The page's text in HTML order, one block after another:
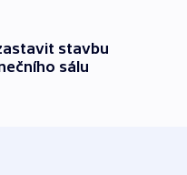
stavbu
sálu